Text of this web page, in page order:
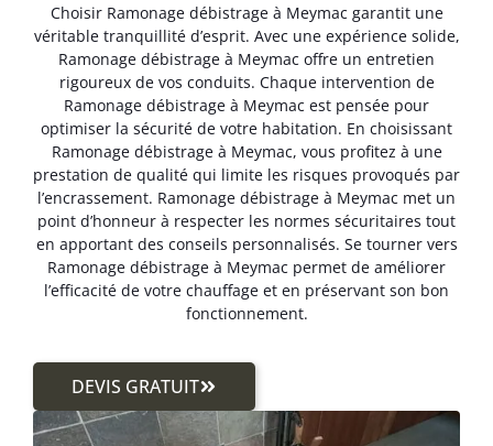
Choisir Ramonage débistrage à Meymac garantit une
véritable tranquillité d’esprit. Avec une expérience solide,
Ramonage débistrage à Meymac offre un entretien
rigoureux de vos conduits. Chaque intervention de
Ramonage débistrage à Meymac est pensée pour
optimiser la sécurité de votre habitation. En choisissant
Ramonage débistrage à Meymac, vous profitez à une
prestation de qualité qui limite les risques provoqués par
l’encrassement. Ramonage débistrage à Meymac met un
point d’honneur à respecter les normes sécuritaires tout
en apportant des conseils personnalisés. Se tourner vers
Ramonage débistrage à Meymac permet de améliorer
l’efficacité de votre chauffage et en préservant son bon
fonctionnement.
DEVIS GRATUIT